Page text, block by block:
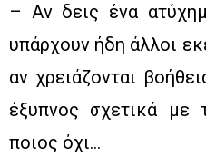
– Αν δεις ένα
υπάρχουν ήδη άλλοι
αν χρειάζονται
έξυπνος σχετικά με
ποιος όχι…